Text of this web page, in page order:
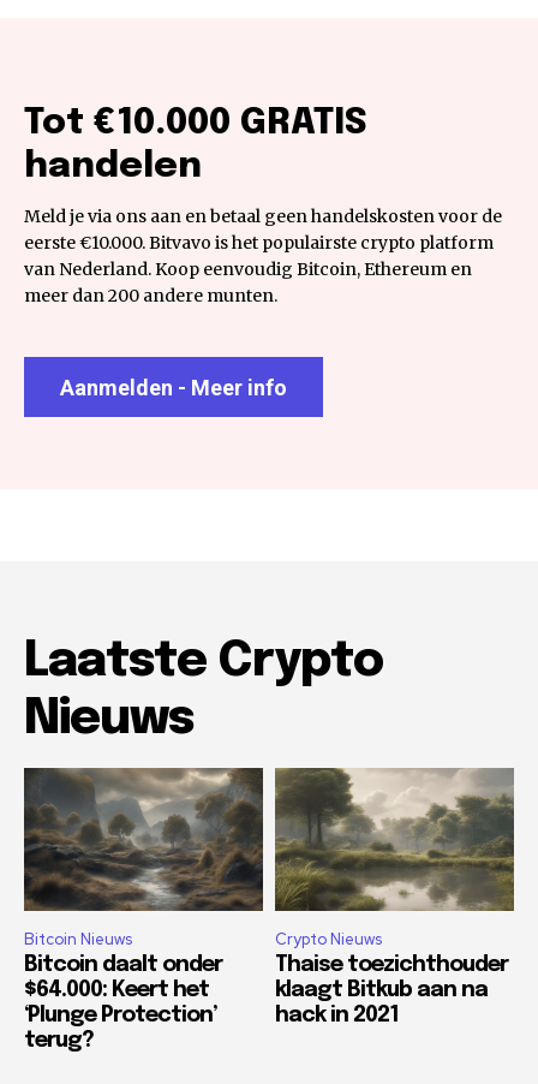
Tot €10.000 GRATIS
handelen
Meld je via ons aan en betaal geen handelskosten voor de
eerste €10.000. Bitvavo is het populairste crypto platform
van Nederland. Koop eenvoudig Bitcoin, Ethereum en
meer dan 200 andere munten.
Aanmelden - Meer info
Laatste Crypto
Nieuws
Bitcoin Nieuws
Bitcoin daalt onder
$64.000: Keert het
‘Plunge Protection’
terug?
Crypto Nieuws
Thaise toezichthouder
klaagt Bitkub aan na
hack in 2021